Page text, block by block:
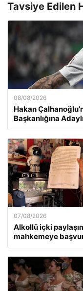
Tavsiye Edilen
08/08/2026
Hakan
Başkanlığına
07/08/2026
Alkollü içki
mahkemeye